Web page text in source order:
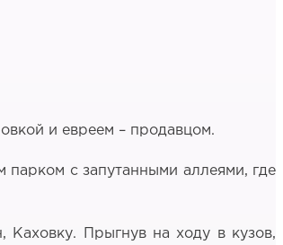
и евреем – продавцом.
парком с запутанными аллеями, где
Каховку. Прыгнув на ходу в кузов,